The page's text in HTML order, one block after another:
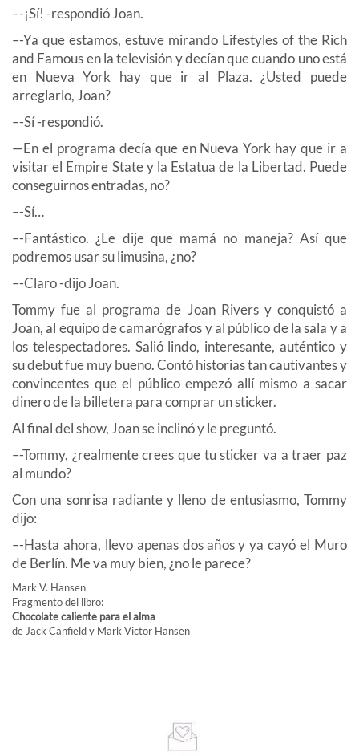
–-¡Sí! -respondió Joan.
–-Ya que estamos, estuve mirando Lifestyles of the Rich
and Famous en la televisión y decían que cuando uno está
en Nueva York hay que ir al Plaza. ¿Usted puede
arreglarlo, Joan?
–-Sí -respondió.
—En el programa decía que en Nueva York hay que ir a
visitar el Empire State y la Estatua de la Libertad. Puede
conseguirnos entradas, no?
–-Sí…
–-Fantástico. ¿Le dije que mamá no maneja? Así que
podremos usar su limusina, ¿no?
–-Claro -dijo Joan.
Tommy fue al programa de Joan Rivers y conquistó a
Joan, al equipo de camarógrafos y al público de la sala y a
los telespectadores. Salió lindo, interesante, auténtico y
su debut fue muy bueno. Contó historias tan cautivantes y
convincentes que el público empezó allí mismo a sacar
dinero de la billetera para comprar un sticker.
Al final del show, Joan se inclinó y le preguntó.
–-Tommy, ¿realmente crees que tu sticker va a traer paz
al mundo?
Con una sonrisa radiante y lleno de entusiasmo, Tommy
dijo:
–-Hasta ahora, llevo apenas dos años y ya cayó el Muro
de Berlín. Me va muy bien, ¿no le parece?
Mark V. Hansen
Fragmento del libro:
Chocolate caliente para el alma
de Jack Canfield y Mark Victor Hansen